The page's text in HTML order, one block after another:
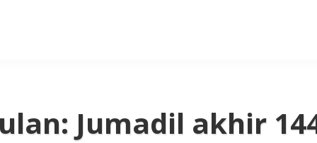
Jumadil akhir